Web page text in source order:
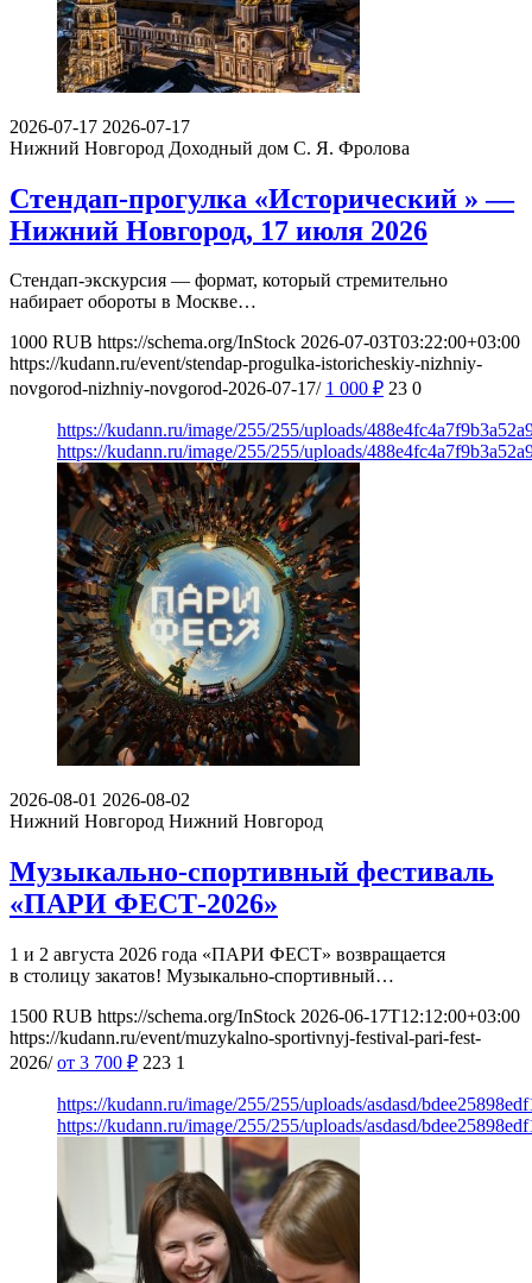
2026-07-17 2026-07-17
Нижний Новгород Доходный дом С. Я. Фролова
Стендап-прогулка «Исторический » —
Нижний Новгород, 17 июля 2026
Стендап-экскурсия — формат, который стремительно
набирает обороты в Москве…
1000 RUB https://schema.org/InStock 2026-07-03T03:22:00+03:00
https://kudann.ru/event/stendap-progulka-istoricheskiy-nizhniy-
novgorod-nizhniy-novgorod-2026-07-17/ 1 000 ₽ 23 0
https://kudann.ru/image/255/255/uploads/
https://kudann.ru/image/255/255/uploads/
2026-08-01 2026-08-02
Нижний Новгород Нижний Новгород
Музыкально-спортивный фестиваль
«ПАРИ ФЕСТ-2026»
1 и 2 августа 2026 года «ПАРИ ФЕСТ» возвращается
в столицу закатов! Музыкально-спортивный…
1500 RUB https://schema.org/InStock 2026-06-17T12:12:00+03:00
https://kudann.ru/event/muzykalno-sportivnyj-festival-pari-fest-
2026/ от 3 700 ₽ 223 1
https://kudann.ru/image/255/255/uploads/asdasd/
https://kudann.ru/image/255/255/uploads/asdasd/